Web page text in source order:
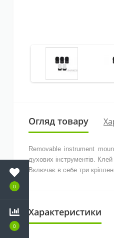
0
0
Огляд товару
Removable instrument
духових інструментів.
Включає в себе три
Характеристики